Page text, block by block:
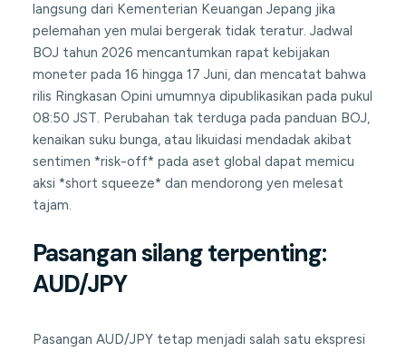
langsung dari Kementerian Keuangan Jepang jika
pelemahan yen mulai bergerak tidak teratur. Jadwal
BOJ tahun 2026 mencantumkan rapat kebijakan
moneter pada 16 hingga 17 Juni, dan mencatat bahwa
rilis Ringkasan Opini umumnya dipublikasikan pada pukul
08:50 JST. Perubahan tak terduga pada panduan BOJ,
kenaikan suku bunga, atau likuidasi mendadak akibat
sentimen *risk-off* pada aset global dapat memicu
aksi *short squeeze* dan mendorong yen melesat
tajam.
Pasangan silang terpenting:
AUD/JPY
Pasangan AUD/JPY tetap menjadi salah satu ekspresi